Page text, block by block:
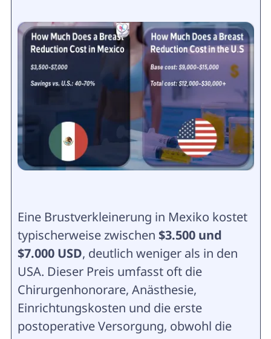
Eine Brustverkleinerung in Mexiko kostet
typischerweise zwischen $3.500 und
$7.000 USD, deutlich weniger als in den
USA. Dieser Preis umfasst oft die
Chirurgenhonorare, Anästhesie,
Einrichtungskosten und die erste
postoperative Versorgung, obwohl die